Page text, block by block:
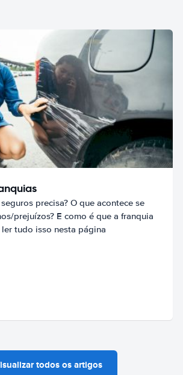
precisa? O que acontece se
prejuízos? E como é que a franquia
ler tudo isso nesta página
todos os artigos